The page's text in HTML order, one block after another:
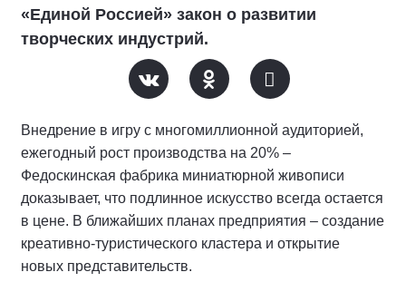
«Единой Россией» закон о развитии
творческих индустрий.
Внедрение в игру с многомиллионной аудиторией,
ежегодный рост производства на 20% –
Федоскинская фабрика миниатюрной живописи
доказывает, что подлинное искусство всегда остается
в цене. В ближайших планах предприятия – создание
креативно-туристического кластера и открытие
новых представительств.